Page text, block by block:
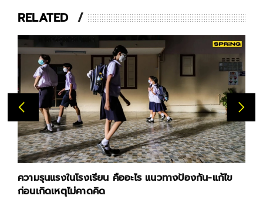
RELATED
ความรุนแรงในโรงเรียน คืออะไร แนวทางป้องกัน-แก้ไข
ก่อนเกิดเหตุไม่คาดคิด